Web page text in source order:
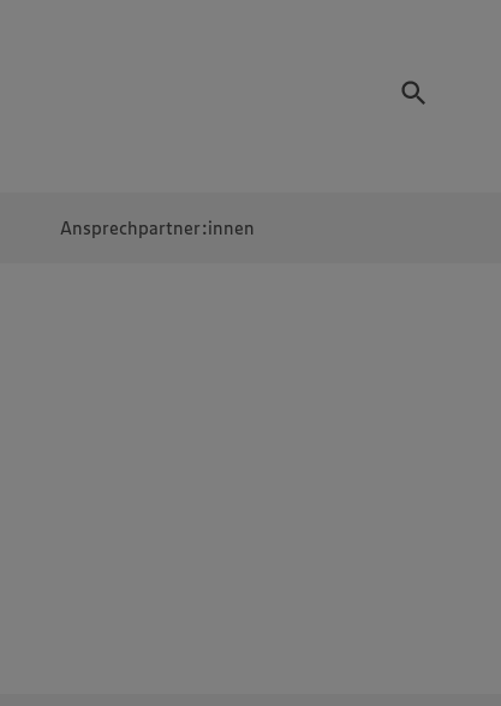
Ansprechpartner:innen